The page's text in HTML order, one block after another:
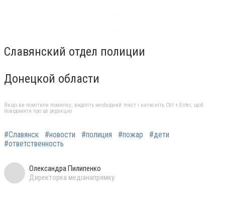
Славянский отдел полиции
Донецкой области
Якщо ви помітили помилку, виділіть необхідний текст і натисніть Ctrl + Enter, щоб
повідомити про це редакцію
#Славянск #новости #полиция #пожар
#дети
#ответственность
Олександра Пилипенко
Директорка медіанапрямку